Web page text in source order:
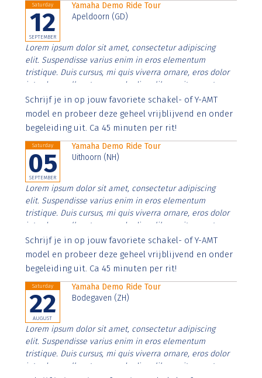
Saturday
12
SEPTEMBER
Yamaha Demo Ride Tour
Apeldoorn (GD)
Lorem ipsum dolor sit amet, consectetur adipiscing
elit. Suspendisse varius enim in eros elementum
tristique. Duis cursus, mi quis viverra ornare, eros dolor
interdum nulla, ut commodo diam libero vitae erat.
Aenean faucibus nibh et justo cursus id rutrum lorem
imperdiet. Nunc ut sem vitae risus tristique posuere.
Schrijf je in op jouw favoriete schakel- of Y-AMT
model en probeer deze geheel vrijblijvend en onder
begeleiding uit. Ca 45 minuten per rit!
Saturday
05
SEPTEMBER
Yamaha Demo Ride Tour
Uithoorn (NH)
Lorem ipsum dolor sit amet, consectetur adipiscing
elit. Suspendisse varius enim in eros elementum
tristique. Duis cursus, mi quis viverra ornare, eros dolor
interdum nulla, ut commodo diam libero vitae erat.
Aenean faucibus nibh et justo cursus id rutrum lorem
imperdiet. Nunc ut sem vitae risus tristique posuere.
Schrijf je in op jouw favoriete schakel- of Y-AMT
model en probeer deze geheel vrijblijvend en onder
begeleiding uit. Ca 45 minuten per rit!
Saturday
22
AUGUST
Yamaha Demo Ride Tour
Bodegaven (ZH)
Lorem ipsum dolor sit amet, consectetur adipiscing
elit. Suspendisse varius enim in eros elementum
tristique. Duis cursus, mi quis viverra ornare, eros dolor
interdum nulla, ut commodo diam libero vitae erat.